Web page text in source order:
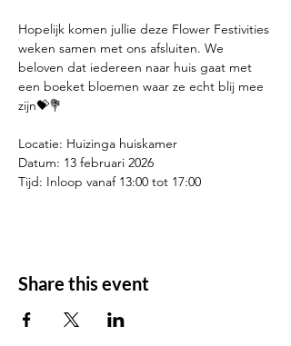
Hopelijk komen jullie deze Flower Festivities
weken samen met ons afsluiten. We
beloven dat iedereen naar huis gaat met
een boeket bloemen waar ze echt blij mee
zijn💝💐
Locatie: Huizinga huiskamer
Datum: 13 februari 2026
Tijd: Inloop vanaf 13:00 tot 17:00
Share this event